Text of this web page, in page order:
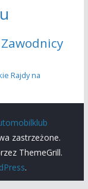
Zawodnicy
Rajdy na
zastrzeżone.
ThemeGrill.
.